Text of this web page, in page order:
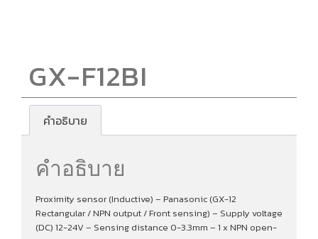
GX-F12BI
คำอธิบาย
คำอธิบาย
Proximity sensor (Inductive) – Panasonic (GX-12
Rectangular / NPN output / Front sensing) – Supply voltage
(DC) 12-24V – Sensing distance 0-3.3mm – 1 x NPN open-